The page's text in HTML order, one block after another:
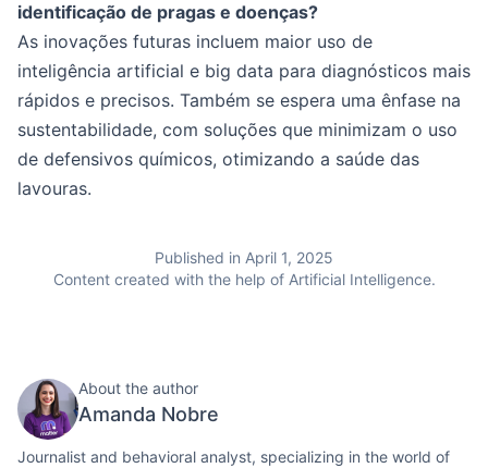
identificação de pragas e doenças?
As inovações futuras incluem maior uso de
inteligência artificial e big data para diagnósticos mais
rápidos e precisos. Também se espera uma ênfase na
sustentabilidade, com soluções que minimizam o uso
de defensivos químicos, otimizando a saúde das
lavouras.
Published in April 1, 2025
Content created with the help of Artificial Intelligence.
About the author
Amanda Nobre
Journalist and behavioral analyst, specializing in the world of